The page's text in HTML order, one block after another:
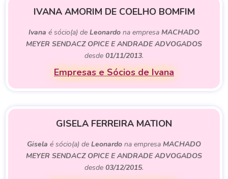
IVANA AMORIM DE COELHO BOMFIM
Ivana é sócio(a) de Leonardo na empresa MACHADO
MEYER SENDACZ OPICE E ANDRADE ADVOGADOS
desde 01/11/2013.
Empresas e Sócios de Ivana
GISELA FERREIRA MATION
Gisela é sócio(a) de Leonardo na empresa MACHADO
MEYER SENDACZ OPICE E ANDRADE ADVOGADOS
desde 03/12/2015.